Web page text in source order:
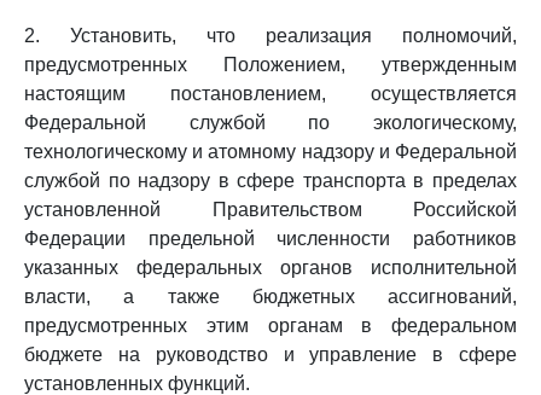
2. Установить, что реализация полномочий,
предусмотренных Положением, утвержденным
настоящим постановлением, осуществляется
Федеральной службой по экологическому,
технологическому и атомному надзору и Федеральной
службой по надзору в сфере транспорта в пределах
установленной Правительством Российской
Федерации предельной численности работников
указанных федеральных органов исполнительной
власти, а также бюджетных ассигнований,
предусмотренных этим органам в федеральном
бюджете на руководство и управление в сфере
установленных функций.